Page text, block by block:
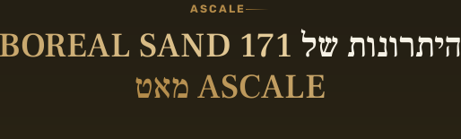
ASCALE
היתרונות של SAND 171
ASCALE מאט